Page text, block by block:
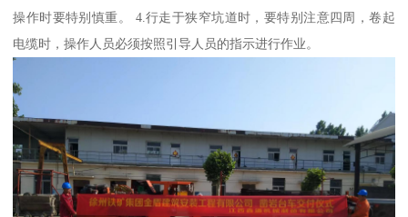
操作时要特别慎重。 4.行走于狭窄坑道时，要特别注意四周，卷起
电缆时，操作人员必须按照引导人员的指示进行作业。